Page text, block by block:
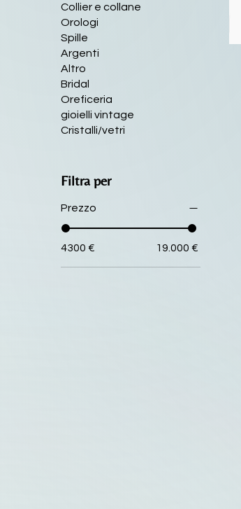
Collier e collane
Orologi
Spille
Argenti
Altro
Bridal
Oreficeria
gioielli vintage
Cristalli/vetri
Filtra per
Prezzo
4300 € 19.000 €